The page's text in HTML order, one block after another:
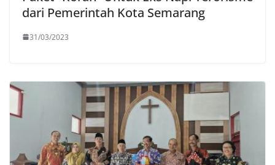
dari Pemerintah Kota Semarang
31/03/2023